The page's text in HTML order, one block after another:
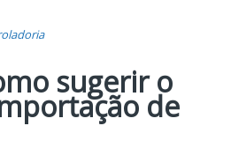
sugerir o
de